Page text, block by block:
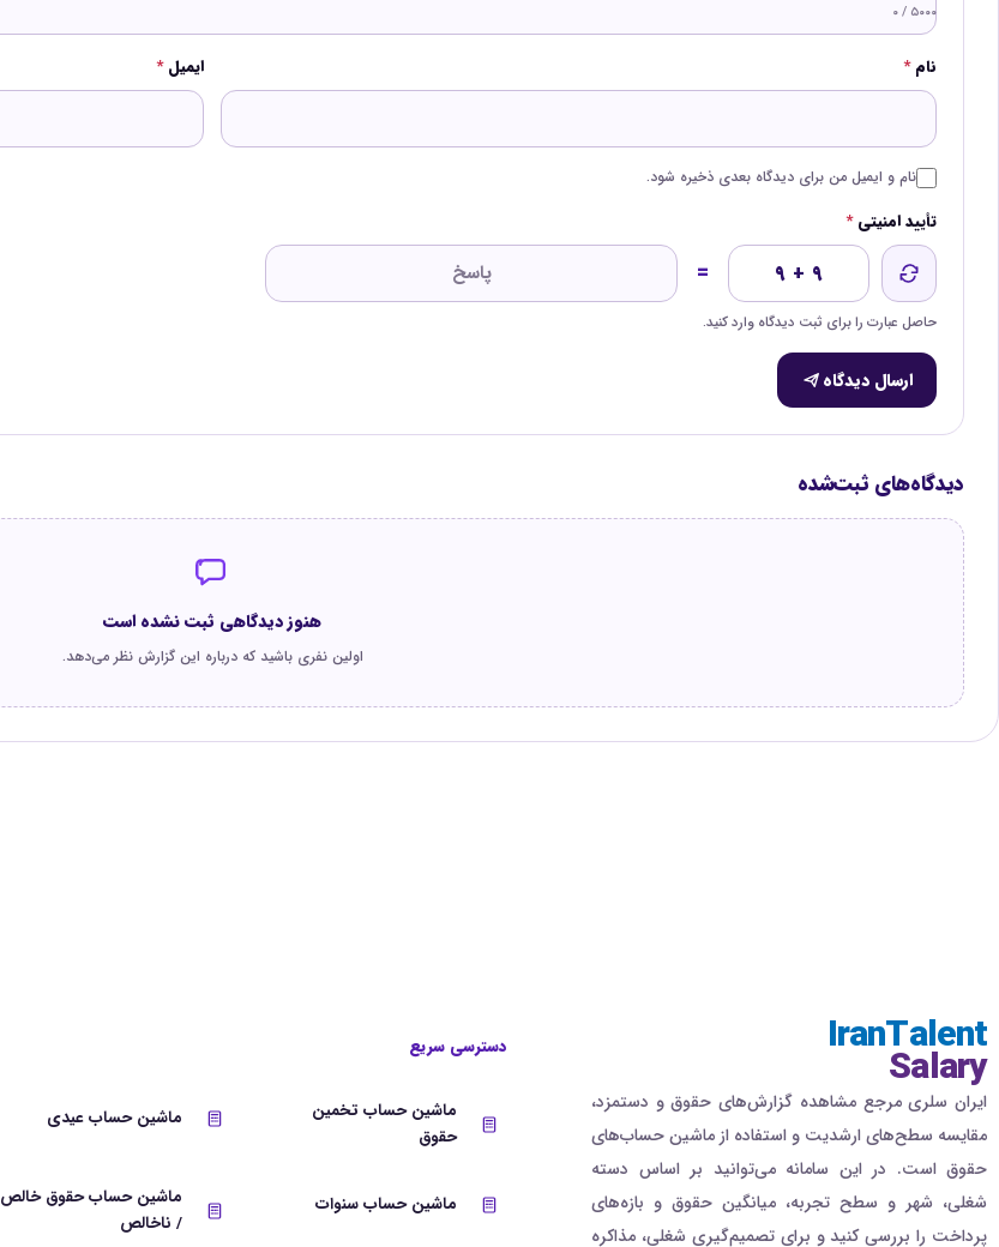
۰ / ۵۰۰۰
نام* ایمیل*
نام و ایمیل من برای دیدگاه بعدی ذخیره شود.
تأیید امنیتی*
۹ + ۹ =
حاصل عبارت را برای ثبت دیدگاه وارد کنید.
ارسال دیدگاه
دیدگاه‌های ثبت‌شده
هنوز دیدگاهی ثبت نشده است
اولین نفری باشید که درباره این گزارش نظر می‌دهد.
IranTalent
Salary
ایران سلری مرجع مشاهده گزارش‌های حقوق و دستمزد،
مقایسه سطح‌های ارشدیت و استفاده از ماشین حساب‌های
حقوق است. در این سامانه می‌توانید بر اساس دسته
شغلی، شهر و سطح تجربه، میانگین حقوق و بازه‌های
پرداخت را بررسی کنید و برای تصمیم‌گیری شغلی، مذاکره
دسترسی سریع
ماشین حساب تخمین
حقوق
ماشین حساب عیدی
ماشین حساب سنوات
ماشین حساب حقوق خالص
/ ناخالص